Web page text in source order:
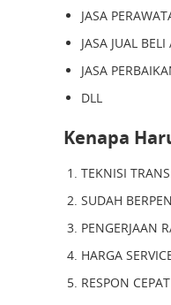
JASA
JASA JUAL
JASA
DLL
Kenapa
TEKNISI
SUDAH
PENGERJAAN
HARGA
RESPON CEPAT